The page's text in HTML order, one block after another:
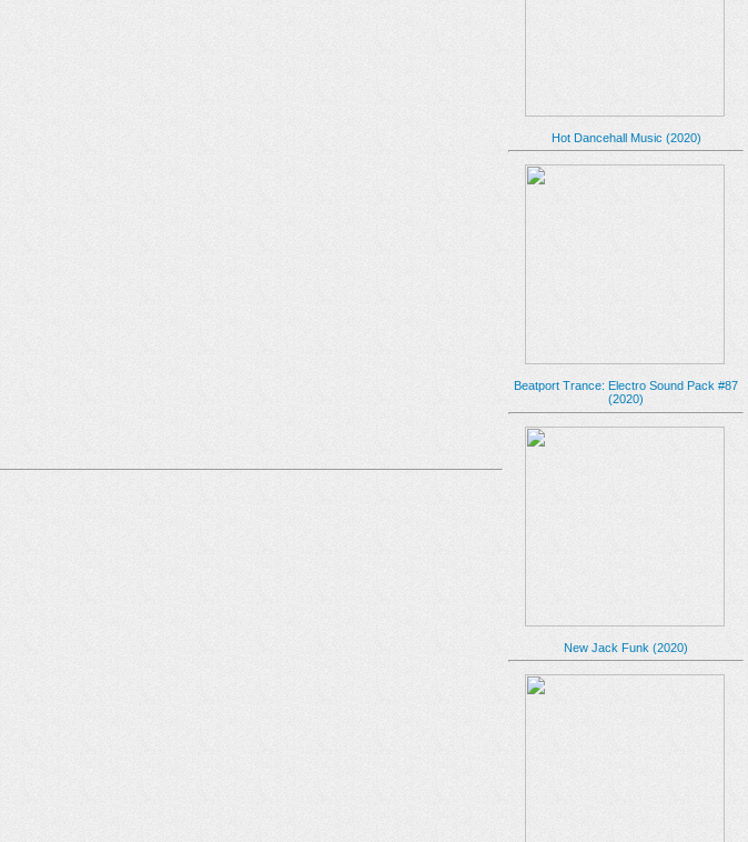
Hot Dancehall Music (2020)
Beatport Trance: Electro Sound Pack #87
(2020)
New Jack Funk (2020)